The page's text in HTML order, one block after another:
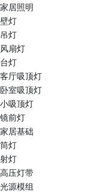
家居照明
壁灯
吊灯
风扇灯
台灯
客厅吸顶灯
卧室吸顶灯
小吸顶灯
镜前灯
家居基础
筒灯
射灯
高压灯带
光源模组